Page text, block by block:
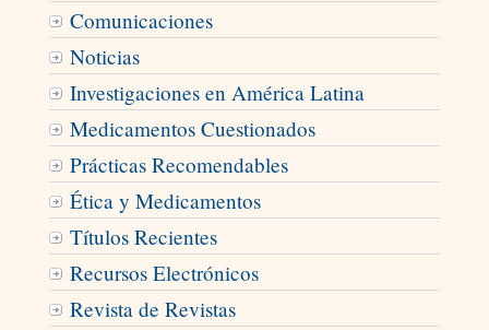
Comunicaciones
Noticias
Investigaciones en América Latina
Medicamentos Cuestionados
Prácticas Recomendables
Ética y Medicamentos
Títulos Recientes
Recursos Electrónicos
Revista de Revistas